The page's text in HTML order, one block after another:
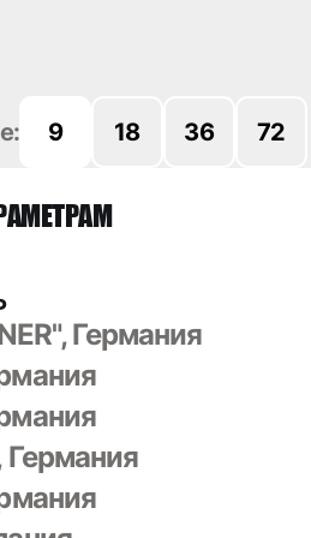
9 18 36 72
Германия
Германия